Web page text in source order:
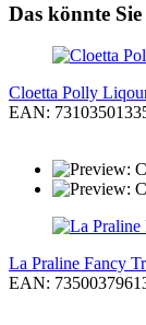
Das könnte
Cloetta Polly
EAN:
La Praline Fancy
EAN: